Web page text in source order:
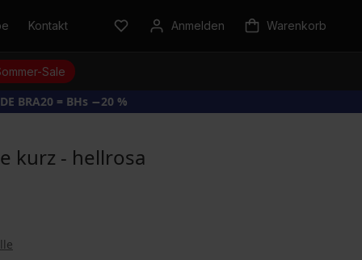
Kontakt Anmelden Warenkorb
Sale
BRA20 = BHs −20 %
kurz - hellrosa